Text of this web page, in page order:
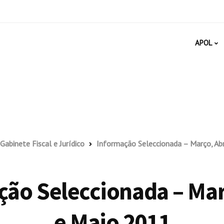
APOL
Gabinete Fiscal e Jurídico Informação Seleccionada – Março,
Seleccionada –